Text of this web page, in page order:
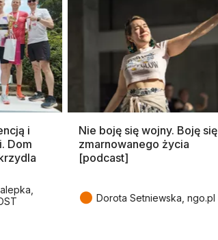
i
Dom
Nie boję się wojny. Boję się
zmarnowanego życia
[podcast]
● Dorota Setniewska, ngo.pl